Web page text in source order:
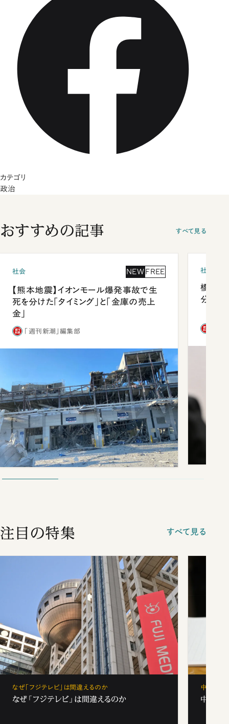
カテゴリ
政治
おすすめの記事 すべて見る
社会 NEW FREE
【熊本地震】イオンモール爆発事故で生
死を分けた「タイミング」と「金庫の売上
金」
「週刊新潮」編集部
社会
橋本愛
分 佐
注目の特集 すべて見る
なぜ「フジテレビ」は間違えるのか
なぜ「フジテレビ」は間違えるのか
中学受験
中学受